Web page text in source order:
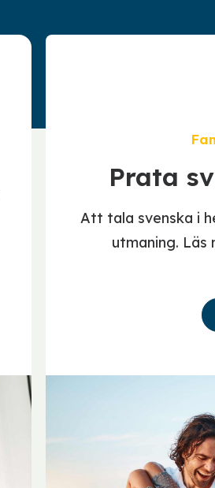
Prata
Att tala svenska i
utmaning. Läs